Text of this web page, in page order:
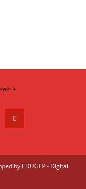
by EDUGEP - Digital